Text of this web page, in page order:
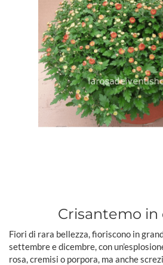
Crisantemo in
Fiori di rara bellezza, fioriscono in
settembre e dicembre, con
rosa, cremisi o porpora, ma anche